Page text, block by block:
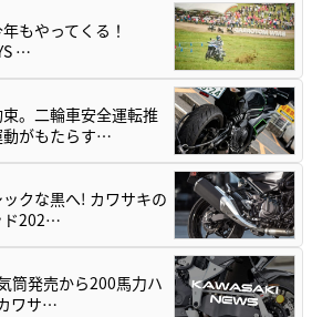
もやってくる！
…
。二輪車安全運転推
動がもたらす…
クな黒へ! カワサキの
ド202…
筒発売から200馬力ハ
ワサ…